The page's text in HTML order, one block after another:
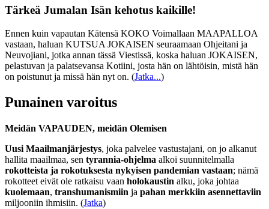
Tärkeä Jumalan Isän kehotus kaikille!
Ennen kuin vapautan Kätensä KOKO Voimallaan MAAPALLOA
vastaan, haluan KUTSUA JOKAISEN seuraamaan Ohjeitani ja
Neuvojiani, jotka annan tässä Viestissä, koska haluan JOKAISEN,
pelastuvan ja palatsevansa Kotiini, josta hän on lähtöisin, mistä hän
on poistunut ja missä hän nyt on. (Jatka...)
Punainen varoitus
Meidän VAPAUDEN, meidän Olemisen
Uusi Maailmanjärjestys, joka palvelee vastustajani, on jo alkanut
hallita maailmaa, sen tyrannia-ohjelma alkoi suunnitelmalla
rokotteista ja rokotuksesta nykyisen pandemian vastaan; nämä
rokotteet eivät ole ratkaisu vaan holokaustin alku, joka johtaa
kuolemaan, transhumanismiin ja pahan merkkiin asennettaviin
miljooniin ihmisiin. (Jatka)